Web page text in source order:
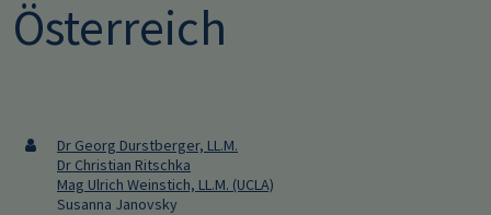
Österreich
Dr Georg Durstberger, LL.M.
Dr Christian Ritschka
Mag Ulrich Weinstich, LL.M. (UCLA)
Susanna Janovsky